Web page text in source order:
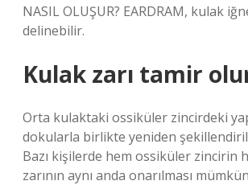
NASIL OLUŞUR? EARDRAM, kulak
delinebilir.
Kulak zarı tamir
Orta kulaktaki ossiküler zincirdeki
dokularla birlikte yeniden
Bazı kişilerde hem ossiküler zincirin
zarının aynı anda onarılması